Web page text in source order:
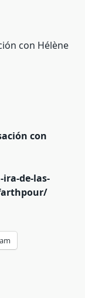
con Hélène
con
de-las-